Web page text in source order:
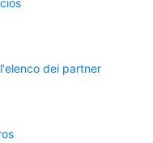
dei partner